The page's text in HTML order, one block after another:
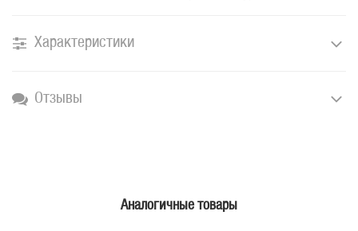
Характеристики
Отзывы
Аналогичные товары